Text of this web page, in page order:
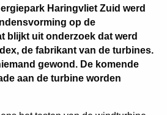
Haringvliet Zuid werd
op de
blijkt uit onderzoek dat werd
de fabrikant van de turbines.
gewond. De komende
aan de turbine worden